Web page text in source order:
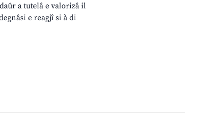
a tutelâ e valorizâ il
e reagjî si à di